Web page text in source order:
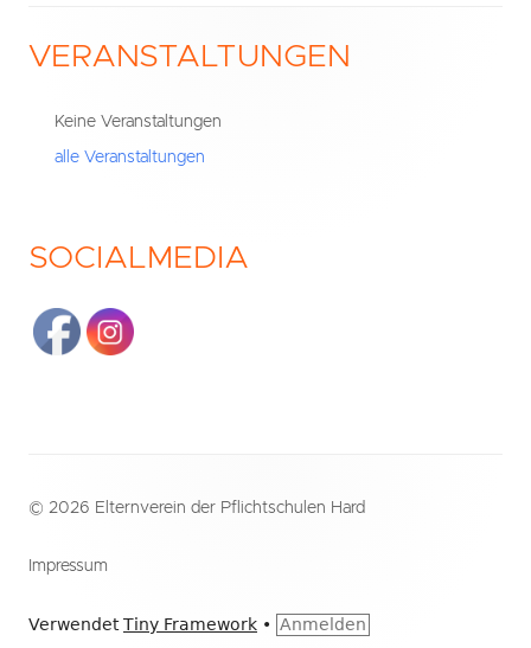
Haupt-
Seitenleiste
VERANSTALTUNGEN
Keine Veranstaltungen
alle Veranstaltungen
SOCIALMEDIA
Inhalt
© 2026 Elternverein der Pflichtschulen Hard
Impressum
VerwendetTiny Framework • Anmelden